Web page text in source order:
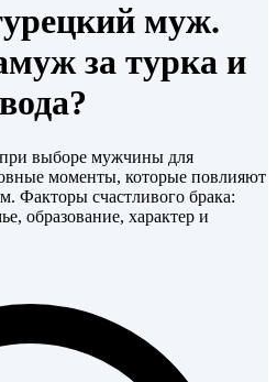
муж.
за турка и
выборе мужчины для
моменты, которые повлияют
Факторы счастливого брака:
образование, характер и